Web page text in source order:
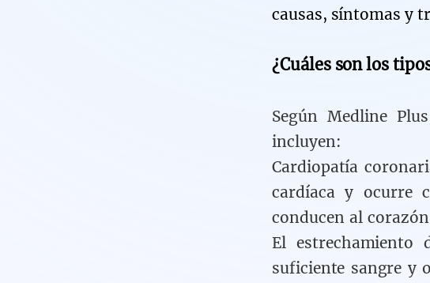
causas, síntomas y
¿Cuáles son los
Según Medline
incluyen:
Cardiopatía
cardíaca y ocurre
conducen al
El estrechamiento
suficiente sangre y